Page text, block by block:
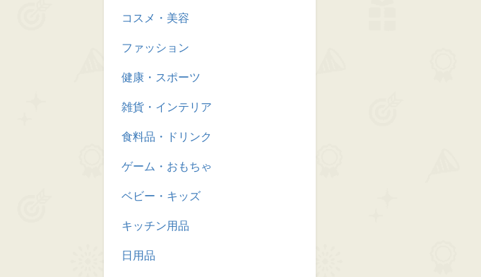
コスメ・美容
ファッション
健康・スポーツ
雑貨・インテリア
食料品・ドリンク
ゲーム・おもちゃ
ベビー・キッズ
キッチン用品
日用品